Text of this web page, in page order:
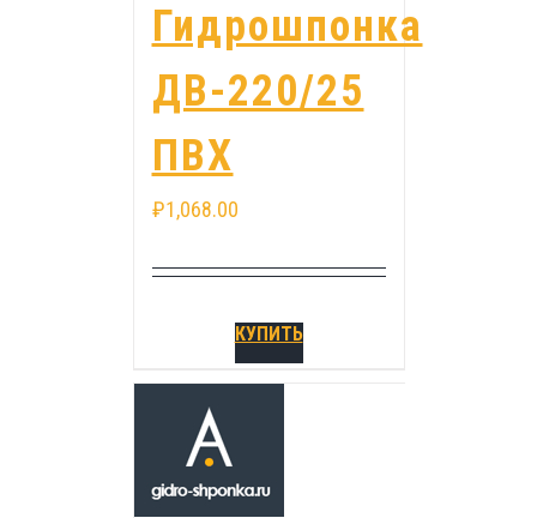
Гидрошпонка
ДВ-220/25
ПВХ
₽1,068.00
КУПИТЬ